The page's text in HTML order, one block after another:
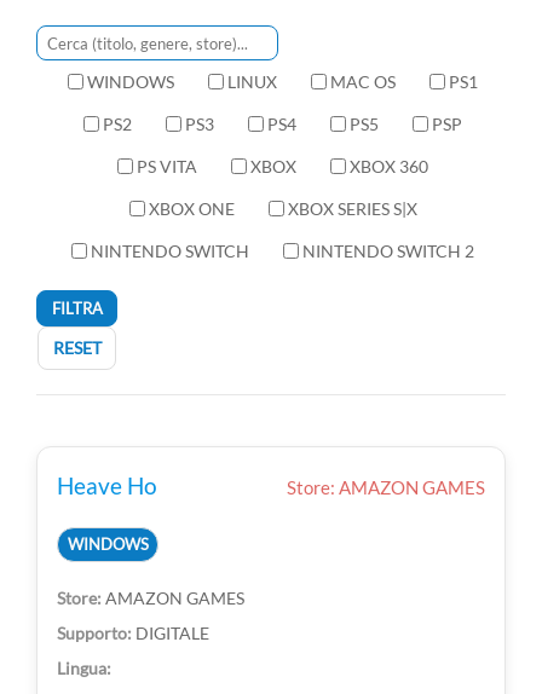
WINDOWS LINUX MAC OS PS1
PS2 PS3 PS4 PS5 PSP
PS VITA XBOX XBOX 360
XBOX ONE XBOX SERIES S|X
NINTENDO SWITCH NINTENDO SWITCH 2
FILTRA
RESET
Heave Ho Store: AMAZON GAMES
WINDOWS
AMAZON GAMES
DIGITALE